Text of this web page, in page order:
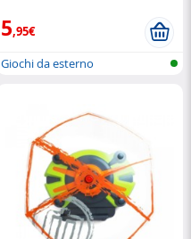
5,95€
Giochi da esterno